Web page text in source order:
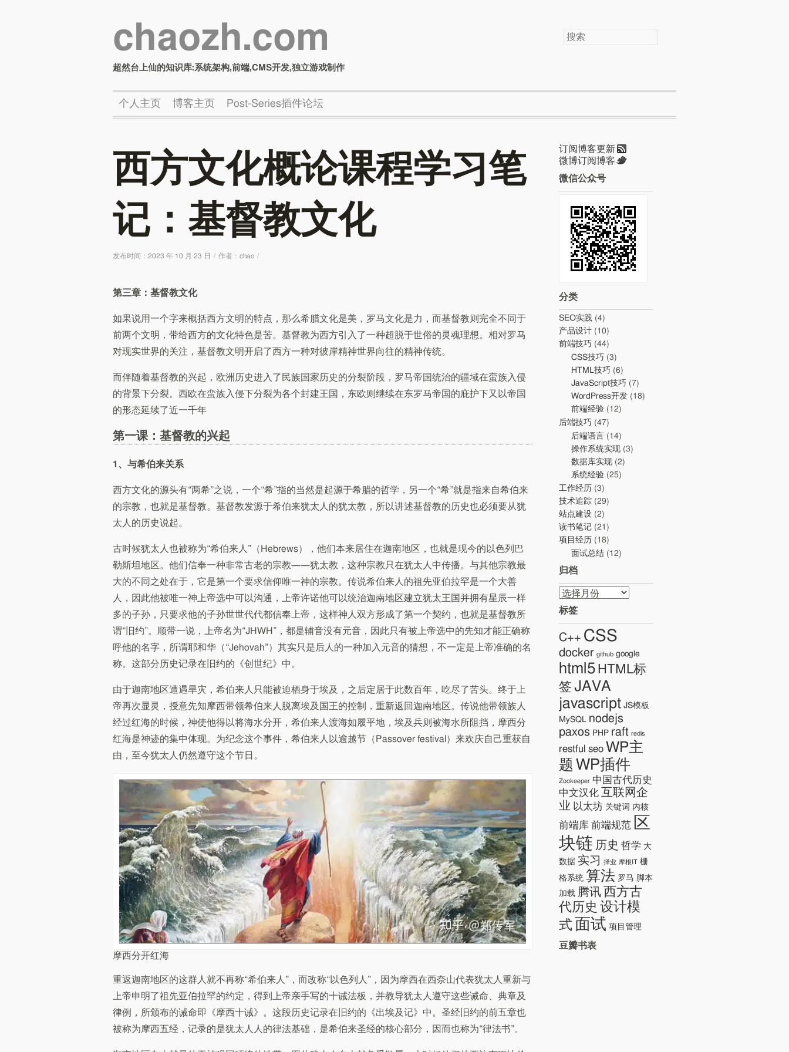
chaozh.com
超然台上仙的知识库:系统架构,前端,CMS开发,独立游戏制作
个人主页 博客主页 Post-Series插件论坛
西方文化概论课程学习笔
记：基督教文化
发布时间： 2023 年 10 月 23 日 / 作者： chao /
第三章：基督教文化
如果说用一个字来概括西方文明的特点，那么希腊文化是美，罗马文化是力，而基督教则完全不同于
前两个文明，带给西方的文化特色是苦。基督教为西方引入了一种超脱于世俗的灵魂理想。相对罗马
对现实世界的关注，基督教文明开启了西方一种对彼岸精神世界向往的精神传统。
而伴随着基督教的兴起，欧洲历史进入了民族国家历史的分裂阶段，罗马帝国统治的疆域在蛮族入侵
的背景下分裂。西欧在蛮族入侵下分裂为各个封建王国，东欧则继续在东罗马帝国的庇护下又以帝国
的形态延续了近一千年
第一课：基督教的兴起
1、与希伯来关系
西方文化的源头有“两希”之说，一个“希”指的当然是起源于希腊的哲学，另一个“希”就是指来自希伯来
的宗教，也就是基督教。基督教发源于希伯来犹太人的犹太教，所以讲述基督教的历史也必须要从犹
太人的历史说起。
古时候犹太人也被称为“希伯来人”（Hebrews），他们本来居住在迦南地区，也就是现今的以色列巴
勒斯坦地区。他们信奉一种非常古老的宗教——犹太教，这种宗教只在犹太人中传播。与其他宗教最
大的不同之处在于，它是第一个要求信仰唯一神的宗教。传说希伯来人的祖先亚伯拉罕是一个大善
人，因此他被唯一神上帝选中可以沟通，上帝许诺他可以统治迦南地区建立犹太王国并拥有星辰一样
多的子孙，只要求他的子孙世世代代都信奉上帝，这样神人双方形成了第一个契约，也就是基督教所
谓“旧约”。顺带一说，上帝名为“JHWH”，都是辅音没有元音，因此只有被上帝选中的先知才能正确称
呼他的名字，所谓耶和华（“Jehovah”）其实只是后人的一种加入元音的猜想，不一定是上帝准确的名
称。这部分历史记录在旧约的《创世纪》中。
由于迦南地区遭遇旱灾，希伯来人只能被迫栖身于埃及，之后定居于此数百年，吃尽了苦头。终于上
帝再次显灵，授意先知摩西带领希伯来人脱离埃及国王的控制，重新返回迦南地区。传说他带领族人
经过红海的时候，神使他得以将海水分开，希伯来人渡海如履平地，埃及兵则被海水所阻挡，摩西分
红海是神迹的集中体现。为纪念这个事件，希伯来人以逾越节（Passover festival）来欢庆自己重获自
由，至今犹太人仍然遵守这个节日。
摩西分开红海
重返迦南地区的这群人就不再称“希伯来人”，而改称“以色列人”，因为摩西在西奈山代表犹太人重新与
上帝申明了祖先亚伯拉罕的约定，得到上帝亲手写的十诫法板，并教导犹太人遵守这些诫命、典章及
律例，所颁布的诫命即《摩西十诫》。这段历史记录在旧约的《出埃及记》中。圣经旧约的前五章也
被称为摩西五经，记录的是犹太人人的律法基础，是希伯来圣经的核心部分，因而也称为“律法书”。
订阅博客更新
微博订阅博客
微信公众号
分类
SEO实践 (4)
产品设计 (10)
前端技巧 (44)
CSS技巧 (3)
HTML技巧 (6)
JavaScript技巧 (7)
WordPress开发 (18)
前端经验 (12)
后端技巧 (47)
后端语言 (14)
操作系统实现 (3)
数据库实现 (2)
系统经验 (25)
工作经历 (3)
技术追踪 (29)
站点建设 (2)
读书笔记 (21)
项目经历 (18)
面试总结 (12)
归档
归
档
标签
C++ CSS
docker github google
html5 HTML标
签 JAVA
javascript JS模板
MySQL nodejs
paxos PHP raft redis
restful seo WP主
题 WP插件
Zookeeper 中国古代历史
中文汉化 互联网企
业 以太坊 关键词 内核
前端库 前端规范 区
块链 历史 哲学 大
数据 实习 择业 摩根IT 栅
格系统 算法 罗马 脚本
加载 腾讯 西方古
代历史 设计模
式 面试 项目管理
豆瓣书表